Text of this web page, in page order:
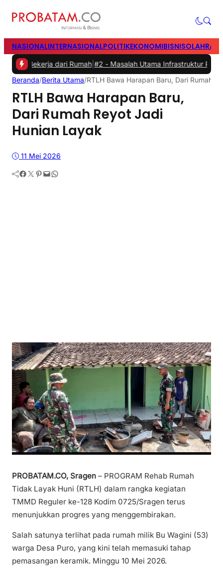
NASIONALINTERNASIONALPOLITIKEKONOMIBISNIS
dari Rumah| #2 -Masalah Utama Infrastruktur Pengisian
Beranda/Berita Utama/RTLH Bawa Harapan Baru, Dari Rumah
RTLH Bawa Harapan Baru,
Dari Rumah Reyot Jadi
Hunian Layak
11 Mei 2026
Facebook Twitter Pinterest Mail WhatsApp
PROBATAM.CO, Sragen – PROGRAM Rehab Rumah
Tidak Layak Huni (RTLH) dalam rangka kegiatan
TMMD Reguler ke-128 Kodim 0725/Sragen terus
menunjukkan progres yang menggembirakan.
Salah satunya terlihat pada rumah milik Bu Wagini (53)
warga Desa Puro, yang kini telah memasuki tahap
pemasangan keramik. Minggu 10 Mei 2026.